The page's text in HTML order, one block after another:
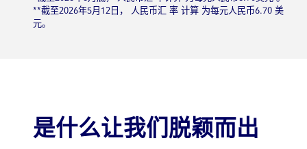
**截至2026年5月12日， 人民币汇 率 计算 为每元人民币6.70 美
元。
是什么让我们脱颖而出